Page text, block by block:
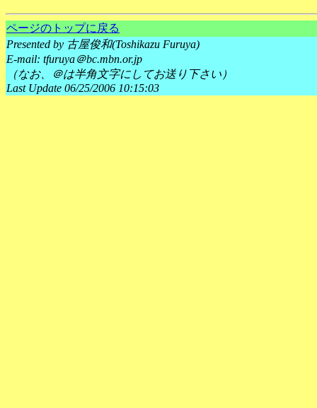
ページのトップに戻る
Presented by 古屋俊和(Toshikazu Furuya)
E-mail: tfuruya＠bc.mbn.or.jp
（なお、＠は半角文字にしてお送り下さい）
Last Update 06/25/2006 10:15:03